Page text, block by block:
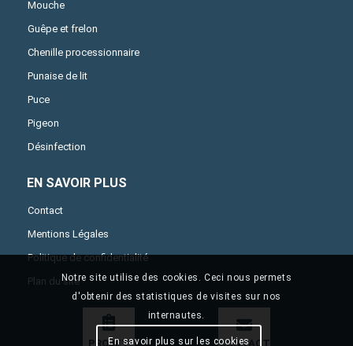
PROJET CONTACT
Mouche
Guêpe et frelon
Chenille processionnaire
Punaise de lit
Puce
Pigeon
Désinfection
EN SAVOIR PLUS
Contact
Mentions Légales
Politique de confidentialité
Plan du siteNotre site utilise des cookies. Ceci nous permets
d'obtenir des statistiques de visites sur nos
internautes.
En savoir plus sur les cookies